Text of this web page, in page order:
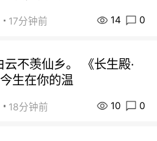
17分钟前 14 0
不羡仙乡。 《长生殿·
生在你的温
18分钟前 10 0